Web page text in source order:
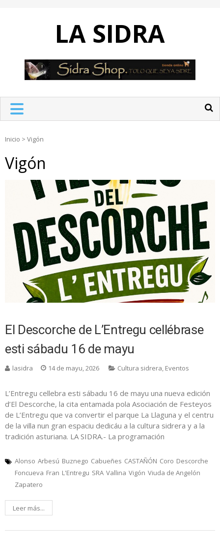
LA SIDRA
Inicio > Vigón
Vigón
El Descorche de L’Entregu cellébrase
esti sábadu 16 de mayu
lasidra 14 de mayu, 2026 Cultura sidrera, Eventos
L’Entregu cellebra esti sábadu 16 de mayu una nueva edición
d’El Descorche, la cita entamada pola Asociación de Festeyos
de L’Entregu que va convertir el parque La Llaguna y el centru
de la villa nun gran espaciu dedicáu a la cultura sidrera y a la
tradición asturiana. LA SIDRA.- La programación
Alonso Arbesú Buznego Cabueñes CASTAÑÓN Coro Descorche
Foncueva Fran L'Entregu SRA Vallina Vigón Viuda de Angelón
Zapatero
Leer más...